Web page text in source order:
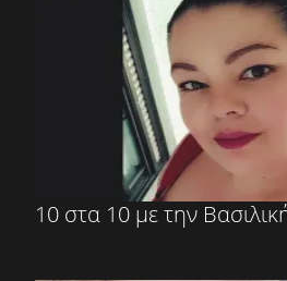
10 στα 10 με την